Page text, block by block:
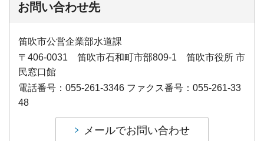
お問い合わせ先
笛吹市公営企業部水道課
〒406-0031 笛吹市石和町市部809-1 笛吹市役所 市
民窓口館
電話番号：055-261-3346 ファクス番号：055-261-33
48